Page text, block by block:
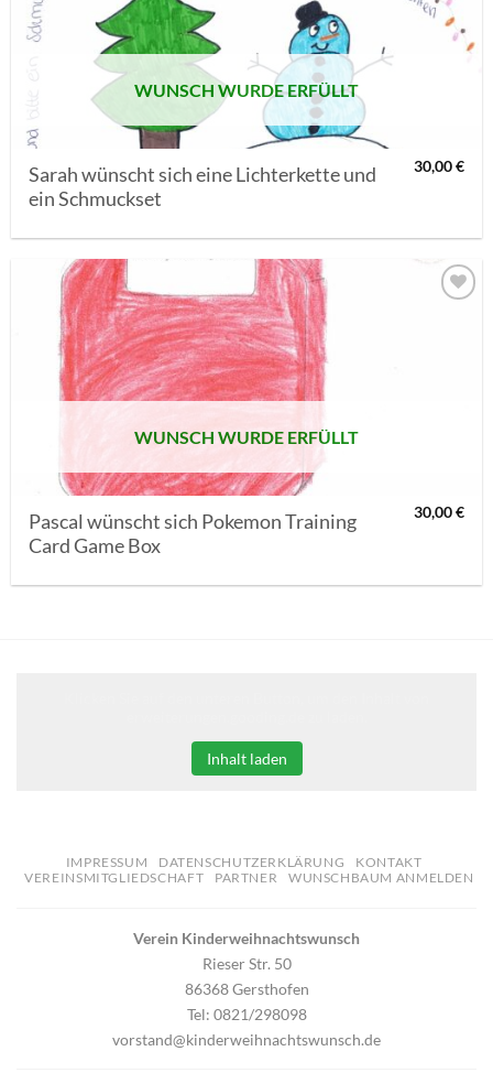
SETZEN
WUNSCH WURDE ERFÜLLT
Sarah wünscht sich eine Lichterkette und
ein Schmuckset
30,00€
WUNSCH WURDE ERFÜLLT
Pascal wünscht sich Pokemon Training
Card Game Box
30,00€
Inhalt laden
IMPRESSUM DATENSCHUTZERKLÄRUNG
KONTAKT
VEREINSMITGLIEDSCHAFT
PARTNER WUNSCHBAUM ANMELDEN
Verein Kinderweihnachtswunsch
Rieser Str. 50
86368 Gersthofen
Tel: 0821/298098
vorstand@kinderweihnachtswunsch.de